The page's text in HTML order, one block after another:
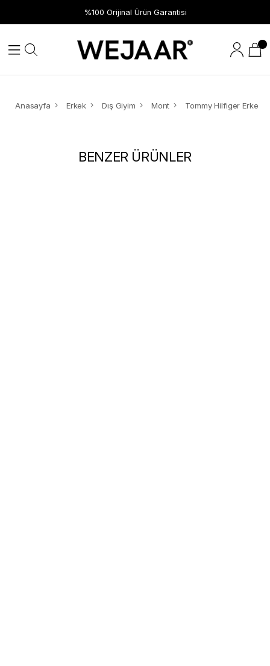
%100 Orijinal Ürün Garantisi
Anasayfa Erkek Dış Giyim Mont
BENZER ÜRÜNLER